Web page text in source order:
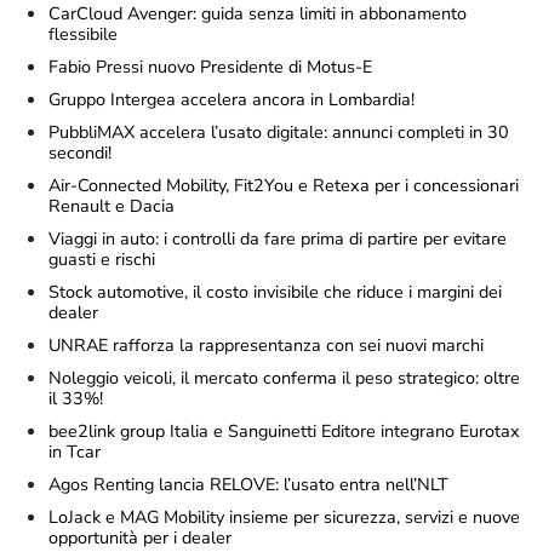
CarCloud Avenger: guida senza limiti in abbonamento
flessibile
Fabio Pressi nuovo Presidente di Motus-E
Gruppo Intergea accelera ancora in Lombardia!
PubbliMAX accelera l’usato digitale: annunci completi in 30
secondi!
Air-Connected Mobility, Fit2You e Retexa per i concessionari
Renault e Dacia
Viaggi in auto: i controlli da fare prima di partire per evitare
guasti e rischi
Stock automotive, il costo invisibile che riduce i margini dei
dealer
UNRAE rafforza la rappresentanza con sei nuovi marchi
Noleggio veicoli, il mercato conferma il peso strategico: oltre
il 33%!
bee2link group Italia e Sanguinetti Editore integrano Eurotax
in Tcar
Agos Renting lancia RELOVE: l’usato entra nell’NLT
LoJack e MAG Mobility insieme per sicurezza, servizi e nuove
opportunità per i dealer